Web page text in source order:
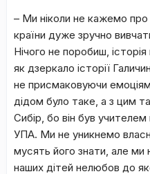
– Ми ніколи не кажемо
країни дуже зручно вивчати
Нічого не поробиш,
як дзеркало історії
не присмаковуючи
дідом було таке, а з цим
Сибір, бо він був
УПА. Ми не уникнемо
мусять його знати, але ми
наших дітей нелюбов до